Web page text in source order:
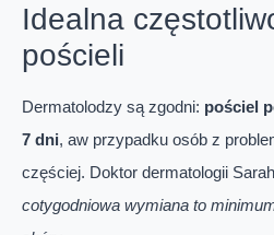
Idealna
pościeli
Dermatolodzy są zgodni: pościel
7 dni, aw przypadku osób z
częściej. Doktor dermatologii
cotygodniowa wymiana to